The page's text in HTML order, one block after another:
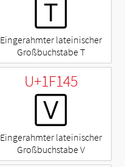
🅃
Eingerahmter lateinischer
Großbuchstabe T
U+1F145
🅅
Eingerahmter lateinischer
Großbuchstabe V